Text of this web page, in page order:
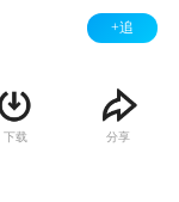
+追
下载 分享